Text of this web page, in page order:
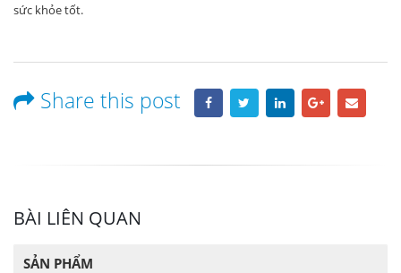
sức khỏe tốt.
Share this post
BÀI LIÊN QUAN
SẢN PHẨM